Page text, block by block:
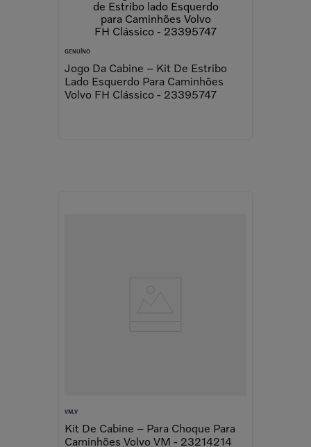
GENUÍNO
Jogo Da Cabine – Kit De Estribo
Lado Esquerdo Para Caminhões
Volvo FH Clássico - 23395747
VM,V
Kit De Cabine – Para Choque Para
Caminhões Volvo VM - 23214214